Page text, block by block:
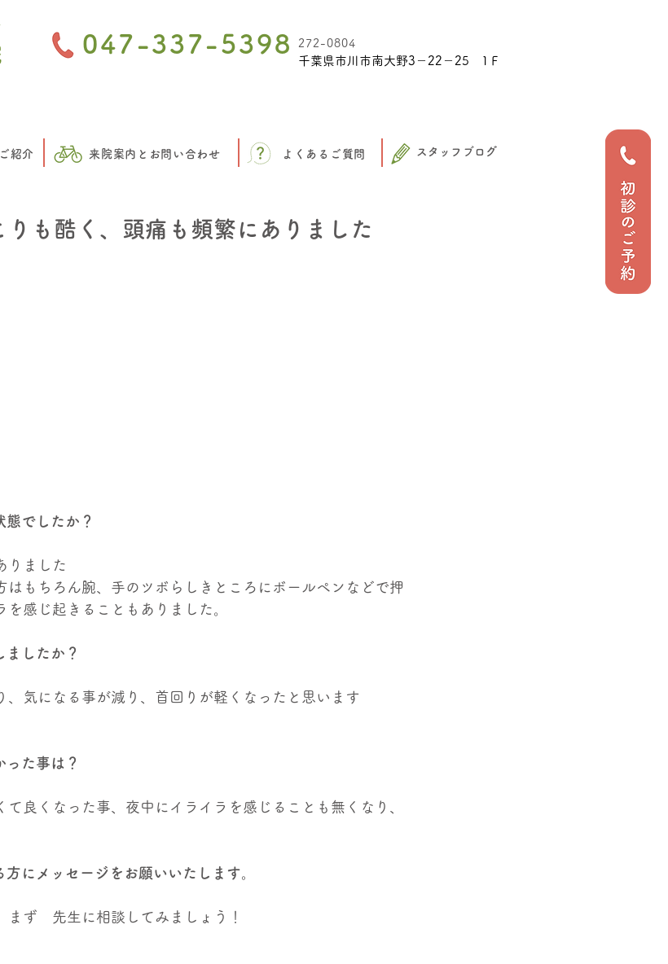
047-337-5398
千葉県市川市南大野3－22－25 1Ｆ
272-0804
紹介 来院案内とお問い合わせ よくあるご質問 スタッフブログ
りも酷く、頭痛も頻繁にありました
でしたか？
りました
はもちろん腕、手のツボらしきところにボールペンなどで押
感じ起きることもありました。
したか？
、気になる事が減り、首回りが軽くなったと思います
た事は？
良くなった事、夜中にイライラを感じることも無くなり、
にメッセージをお願いいたします。
ず　先生に相談してみましょう！